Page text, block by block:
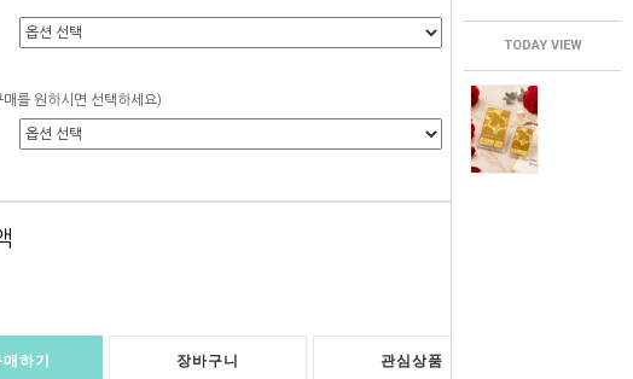
TODAY VIEW
매를 원하시면 선택하세요)
하기 장바구니 관심상품